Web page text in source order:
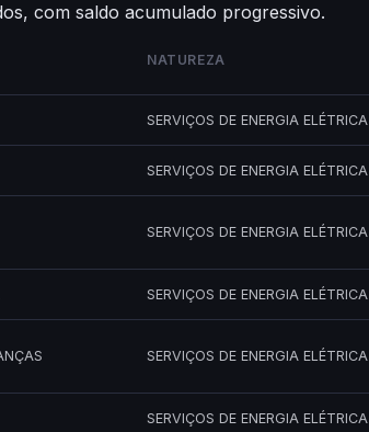
com saldo acumulado progressivo.
NATUREZA
SERVIÇOS DE ENERGIA ELÉTRICA
SERVIÇOS DE ENERGIA ELÉTRICA
SERVIÇOS DE ENERGIA ELÉTRICA
SERVIÇOS DE ENERGIA ELÉTRICA
SERVIÇOS DE ENERGIA ELÉTRICA
SERVIÇOS DE ENERGIA ELÉTRICA